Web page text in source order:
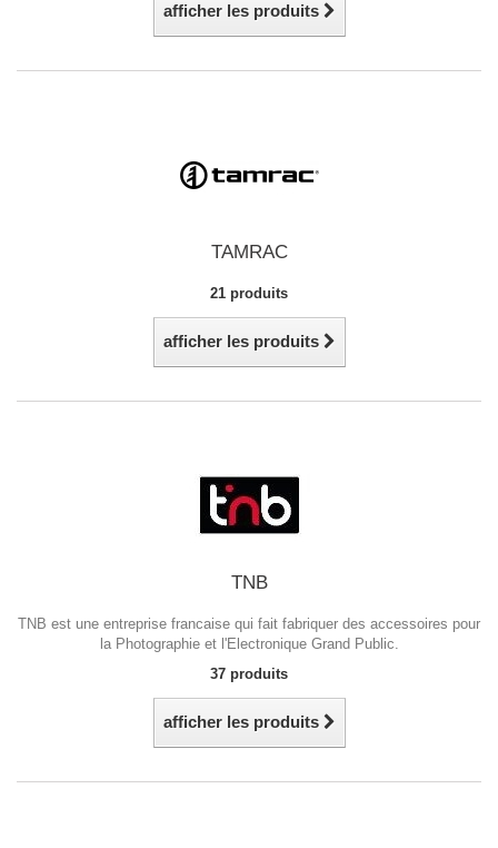
afficher les produits
TAMRAC
21 produits
afficher les produits
TNB
TNB est une entreprise francaise qui fait fabriquer des accessoires pour
la Photographie et l'Electronique Grand Public.
37 produits
afficher les produits